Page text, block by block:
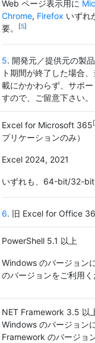
Web ページ表示用に
Chrome, Firefox いずれ
要。
[5]
5. 開発元／提供元の製
ト期間が終了した場合
載にかかわらず、サポ
すので、ご留意下さい。
Excel for Microsoft 365 [
プリケーションのみ）
Excel 2024, 2021
いずれも、64-bit/32-bit
6. 旧 Excel for Office
PowerShell 5.1 以上
Windows のバージョン
のバージョンをご利用く
NET Framework 3.5 以
Windows のバージョン
Framework のバージョ